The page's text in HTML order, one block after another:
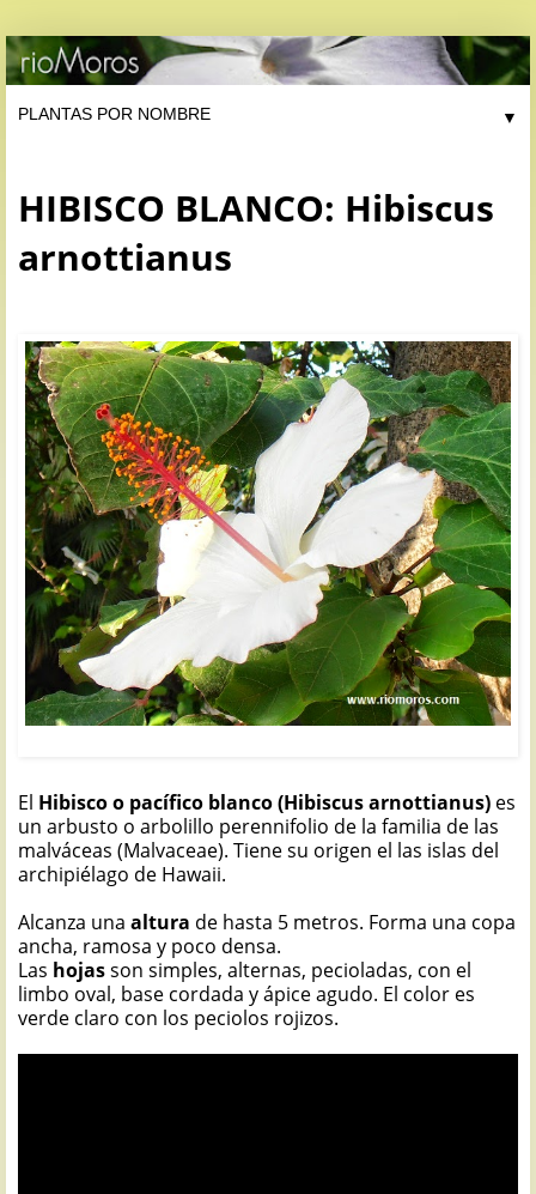
▼
HIBISCO BLANCO: Hibiscus
arnottianus
El Hibisco o pacífico blanco (Hibiscus arnottianus) es
un arbusto o arbolillo perennifolio de la familia de las
malváceas (Malvaceae). Tiene su origen el las islas del
archipiélago de Hawaii.
Alcanza una altura de hasta 5 metros. Forma una copa
ancha, ramosa y poco densa.
Las hojasson simples, alternas, pecioladas, con el
limbo oval, base cordada y ápice agudo. El color es
verde claro con los peciolos rojizos.